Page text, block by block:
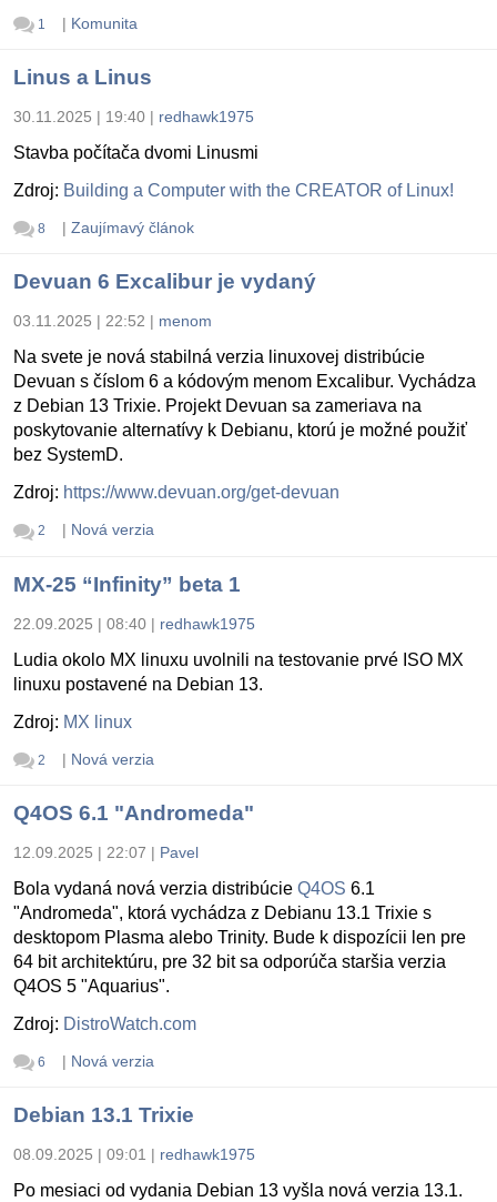
1 | Komunita
Linus a Linus
30.11.2025 | 19:40 | redhawk1975
Stavba počítača dvomi Linusmi
Zdroj: Building a Computer with the CREATOR of Linux!
8 | Zaujímavý článok
Devuan 6 Excalibur je vydaný
03.11.2025 | 22:52 | menom
Na svete je nová stabilná verzia linuxovej distribúcie
Devuan s číslom 6 a kódovým menom Excalibur. Vychádza
z Debian 13 Trixie. Projekt Devuan sa zameriava na
poskytovanie alternatívy k Debianu, ktorú je možné použiť
bez SystemD.
Zdroj: https://www.devuan.org/get-devuan
2 | Nová verzia
MX-25 “Infinity” beta 1
22.09.2025 | 08:40 | redhawk1975
Ludia okolo MX linuxu uvolnili na testovanie prvé ISO MX
linuxu postavené na Debian 13.
Zdroj: MX linux
2 | Nová verzia
Q4OS 6.1 "Andromeda"
12.09.2025 | 22:07 | Pavel
Bola vydaná nová verzia distribúcie Q4OS 6.1
"Andromeda", ktorá vychádza z Debianu 13.1 Trixie s
desktopom Plasma alebo Trinity. Bude k dispozícii len pre
64 bit architektúru, pre 32 bit sa odporúča staršia verzia
Q4OS 5 "Aquarius".
Zdroj: DistroWatch.com
6 | Nová verzia
Debian 13.1 Trixie
08.09.2025 | 09:01 | redhawk1975
Po mesiaci od vydania Debian 13 vyšla nová verzia 13.1.